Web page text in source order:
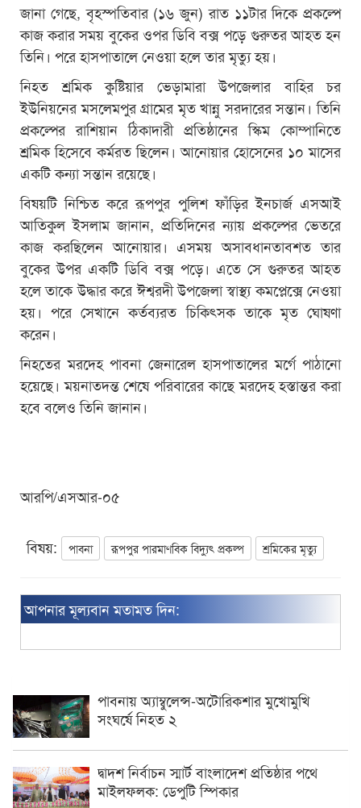
জানা গেছে, বৃহস্পতিবার (১৬ জুন) রাত ১১টার দিকে প্রকল্পে
কাজ করার সময় বুকের ওপর ডিবি বক্স‌ পড়ে গুরুতর আহত হন
তিনি। পরে হাসপাতালে নেওয়া হলে তার মৃত্যু হয়।
নিহত শ্রমিক কুষ্টিয়ার ভেড়ামারা উপজেলার বাহির চর
ইউনিয়নের মসলেমপুর গ্রামের মৃত খান্নু সরদারের সন্তান। তিনি
প্রকল্পের রাশিয়ান ঠিকাদারী প্রতিষ্ঠানের স্কিম কোম্পানিতে
শ্রমিক হিসেবে কর্মরত ছিলেন। আনোয়ার হোসেনের ১০ মাসের
একটি কন্যা সন্তান রয়েছে।
বিষয়টি নিশ্চিত করে রূপপুর পুলিশ ফাঁড়ির ইনচার্জ এসআই
আতিকুল ইসলাম জানান, প্রতিদিনের ন্যায় প্রকল্পের ভেতরে
কাজ করছিলেন আনোয়ার। এসময় অসাবধানতাবশত তার
বুকের উপর একটি ডিবি বক্স পড়ে। এতে সে গুরুতর আহত
হলে তাকে উদ্ধার করে ঈশ্বরদী উপজেলা স্বাস্থ্য কমপ্লেক্সে নেওয়া
হয়। পরে সেখানে কর্তব্যরত চিকিৎসক তাকে মৃত ঘোষণা
করেন।
নিহতের মরদেহ পাবনা জেনারেল হাসপাতালের মর্গে পাঠানো
হয়েছে। ময়নাতদন্ত শেষে পরিবারের কাছে মরদেহ হস্তান্তর করা
হবে বলেও তিনি জানান।
আরপি/এসআর-০৫
বিষয়: পাবনা রূপপুর পারমাণবিক বিদ্যুৎ প্রকল্প শ্রমিকের মৃত্যু
আপনার মূল্যবান মতামত দিন:
পাবনায় অ্যাম্বুলেন্স-অটোরিকশার মুখোমুখি
সংঘর্ষে নিহত ২
দ্বাদশ নির্বাচন স্মার্ট বাংলাদেশ প্রতিষ্ঠার পথে
মাইলফলক: ডেপুটি স্পিকার